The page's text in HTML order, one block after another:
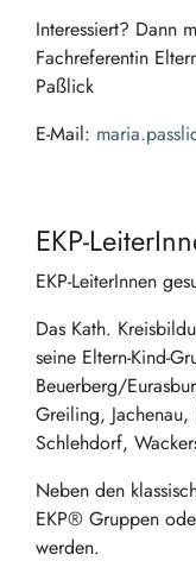
Interessiert? Dann
Fachreferentin
Paßlick
E-Mail:
EKP-
EKP-LeiterInnen
Das Kath.
seine Eltern-Kind-
Beuerberg/
Greiling,
Schlehdorf,
Neben den
EKP® Gruppen
werden.